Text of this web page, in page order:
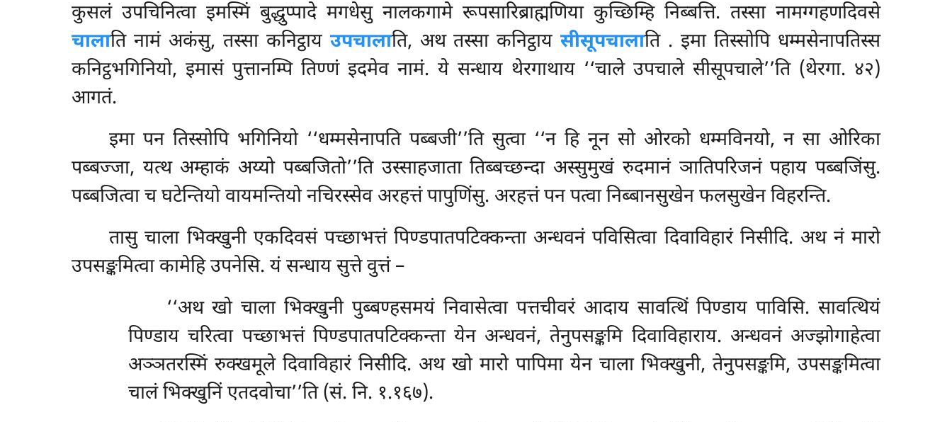
कुसलं उपचिनित्वा इमस्मिं बुद्धुप्पादे मगधेसु नालकगामे रूपसारिब्राह्मणिया कुच्छिम्हि निब्बत्ति. तस्सा नामग्गहणदिवसे
चालाति नामं अकंसु, तस्सा कनिट्ठाय उपचालाति, अथ तस्सा कनिट्ठायसीसूपचालाति . इमा तिस्सोपि धम्मसेनापतिस्स
कनिट्ठभगिनियो, इमासं पुत्तानम्पि तिण्णं इदमेव नामं. ये सन्धाय थेरगाथाय ‘‘चाले उपचाले सीसूपचाले’’ति (थेरगा. ४२)
आगतं.
इमा पन तिस्सोपि भगिनियो ‘‘धम्मसेनापति पब्बजी’’ति सुत्वा ‘‘न हि नून सो ओरको धम्मविनयो, न सा ओरिका
पब्बज्जा, यत्थ अम्हाकं अय्यो पब्बजितो’’ति उस्साहजाता तिब्बच्छन्दा अस्सुमुखं रुदमानं ञातिपरिजनं पहाय पब्बजिंसु.
पब्बजित्वा च घटेन्तियो वायमन्तियो नचिरस्सेव अरहत्तं पापुणिंसु. अरहत्तं पन पत्वा निब्बानसुखेन फलसुखेन विहरन्ति.
तासु चाला भिक्खुनी एकदिवसं पच्छाभत्तं पिण्डपातपटिक्कन्ता अन्धवनं पविसित्वा दिवाविहारं निसीदि. अथ नं मारो
उपसङ्कमित्वा कामेहि उपनेसि. यं सन्धाय सुत्ते वुत्तं –
‘‘अथ खो चाला भिक्खुनी पुब्बण्हसमयं निवासेत्वा पत्तचीवरं आदाय सावत्थिं पिण्डाय पाविसि. सावत्थियं
पिण्डाय चरित्वा पच्छाभत्तं पिण्डपातपटिक्कन्ता येन अन्धवनं, तेनुपसङ्कमि दिवाविहाराय. अन्धवनं अज्झोगाहेत्वा
अञ्ञतरस्मिं रुक्खमूले दिवाविहारं निसीदि. अथ खो मारो पापिमा येन चाला भिक्खुनी, तेनुपसङ्कमि, उपसङ्कमित्वा
चालं भिक्खुनिं एतदवोचा’’ति (सं. नि. १.१६७).